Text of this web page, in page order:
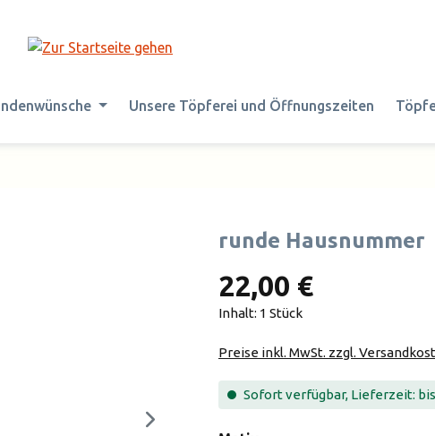
Unsere Töpferei und Öffnungszeiten
runde Hausnummer
22,00 €
Inhalt: 1 Stück
Preise inkl. MwSt. zzgl.
Sofort verfügbar, Lieferzeit: